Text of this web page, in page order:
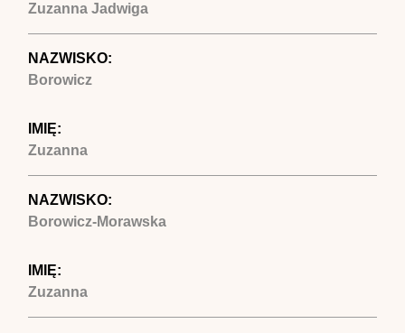
Zuzanna Jadwiga
NAZWISKO:
Borowicz
IMIĘ:
Zuzanna
NAZWISKO:
Borowicz-Morawska
IMIĘ:
Zuzanna